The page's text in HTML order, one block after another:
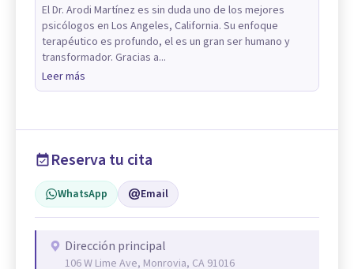
El Dr. Arodi Martínez es sin duda uno de los mejores
psicólogos en Los Angeles, California. Su enfoque
terapéutico es profundo, el es un gran ser humano y
transformador. Gracias a...
Leer más
Reserva tu cita
WhatsApp Email
Dirección principal
106 W Lime Ave, Monrovia, CA 91016